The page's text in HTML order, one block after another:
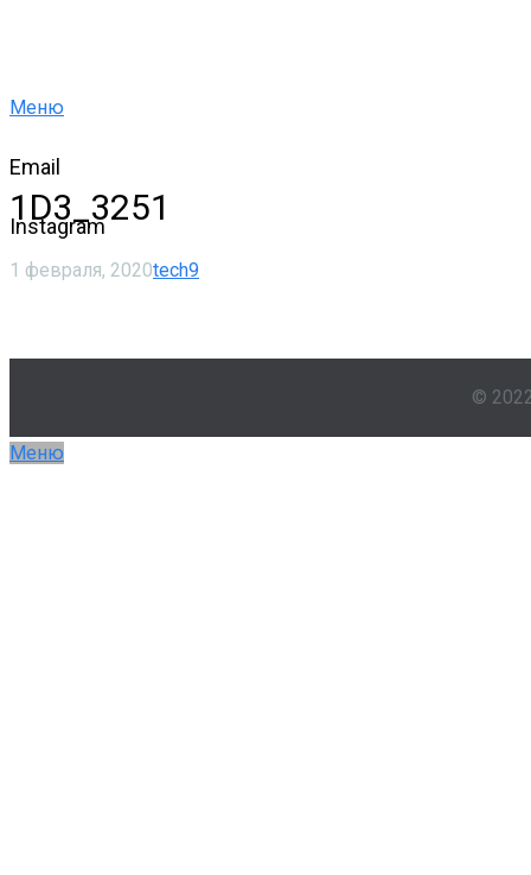
Меню
Email
Instagram
1D3_3251
1 февраля, 2020tech9
©
Меню